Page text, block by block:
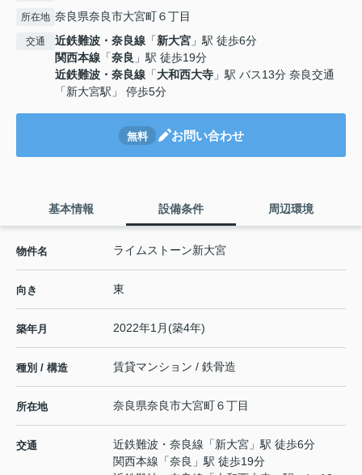
所在地 奈良県奈良市大宮町６丁目
交通 近鉄難波・奈良線 「新大宮 」駅 徒歩6分
関西本線 「奈良 」駅 徒歩19分
近鉄難波・奈良線 「大和西大寺 」駅 バス13分 奈良交通
「新大宮駅」 停歩5分
無料 お問い合わせ
基本情報 設備条件 周辺環境
物件名 ライムストーン新大宮
向き 東
築年月 2022年1月(築4年)
種別 / 構造 賃貸マンション / 鉄骨造
所在地 奈良県奈良市大宮町６丁目
交通 近鉄難波・奈良線 「新大宮 」駅 徒歩6分
関西本線 「奈良 」駅 徒歩19分